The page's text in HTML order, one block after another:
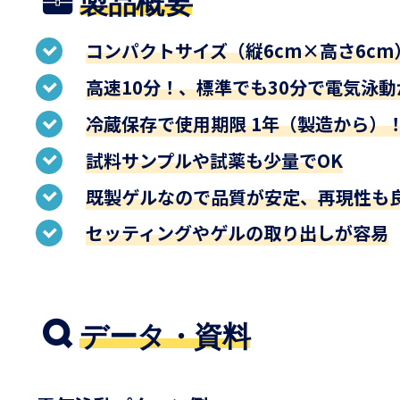
コンパクトサイズ（縦6cm×高さ6cm
高速10分！、標準でも30分で電気泳
冷蔵保存で使用期限 1年（製造から
試料サンプルや試薬も少量でOK
既製ゲルなので品質が安定、再現性も
セッティングやゲルの取り出しが容易
データ・資料